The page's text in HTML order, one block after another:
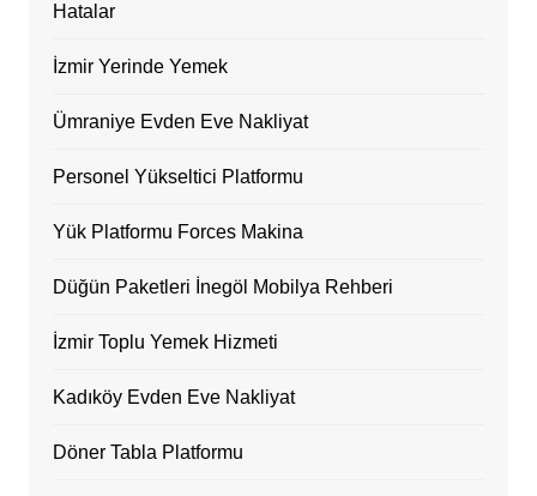
Hatalar
İzmir Yerinde Yemek
Ümraniye Evden Eve Nakliyat
Personel Yükseltici Platformu
Yük Platformu Forces Makina
Düğün Paketleri İnegöl Mobilya Rehberi
İzmir Toplu Yemek Hizmeti
Kadıköy Evden Eve Nakliyat
Döner Tabla Platformu